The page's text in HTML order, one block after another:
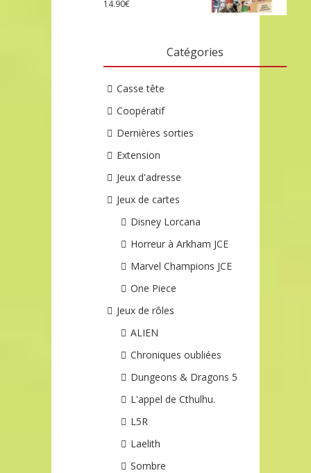
14.90€
Catégories
Casse tête
Coopératif
Dernières sorties
Extension
Jeux d'adresse
Jeux de cartes
Disney Lorcana
Horreur à Arkham JCE
Marvel Champions JCE
One Piece
Jeux de rôles
ALIEN
Chroniques oubliées
Dungeons & Dragons 5
L'appel de Cthulhu.
L5R
Laelith
Sombre